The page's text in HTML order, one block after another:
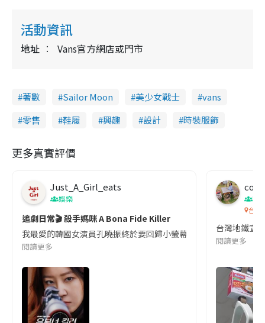
活動資訊
地址 Vans官方網店或門市
著數 Sailor Moon 美少女戰士
vans
零售
鞋履 興趣 設計 時裝服飾
更多真實評價
Just_A_Girl_eats
娛樂
追劇日常🎬 殺手媽咪 A Bona Fide Killer
我最愛的韓國女演員孔曉振終於要回歸小螢幕啦!這次的劇本改編
閱讀更多
co
吹
台灣
台灣地鐵宣
閱讀更多